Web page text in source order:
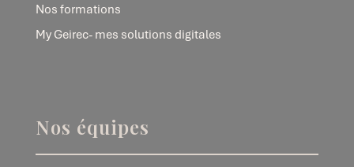
Nos formations
My Geirec- mes solutions digitales
Nos équipes